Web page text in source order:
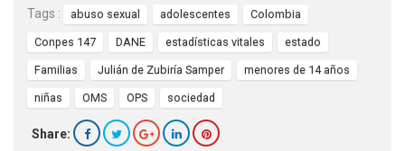
Tags : abuso sexual adolescentes Colombia
Conpes 147 DANE estadísticas vitales estado
Familias Julián de Zubiría Samper menores de 14 años
niñas OMS OPS sociedad
Share: